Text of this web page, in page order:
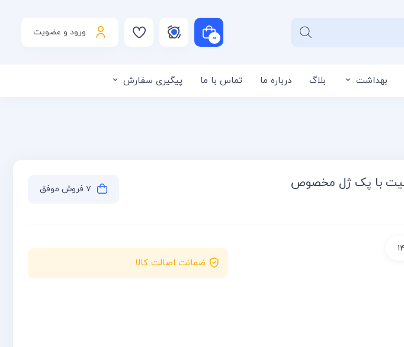
ورود و عضویت ۰
سبد خرید شما خالی است بهداشت بلاگ درباره ما تماس با ما پیگیری سفارش
با پک ژل مخصوص ۷ فروش موفق
ضمانت اصالت کالا